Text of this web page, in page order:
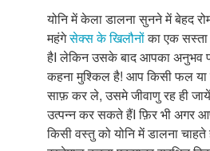
योनि में केला डालना सुनने में बेहद
महंगेसेक्स के खिलौनोंका एक सस्ता
हैI लेकिन उसके बाद आपका अनुभव
कहना मुश्किल है! आप किसी फल या
साफ़ कर ले, उसमे जीवाणु रह ही
उत्पन्न कर सकते हैंI फ़िर भी अगर
किसी वस्तु को योनि में डालना